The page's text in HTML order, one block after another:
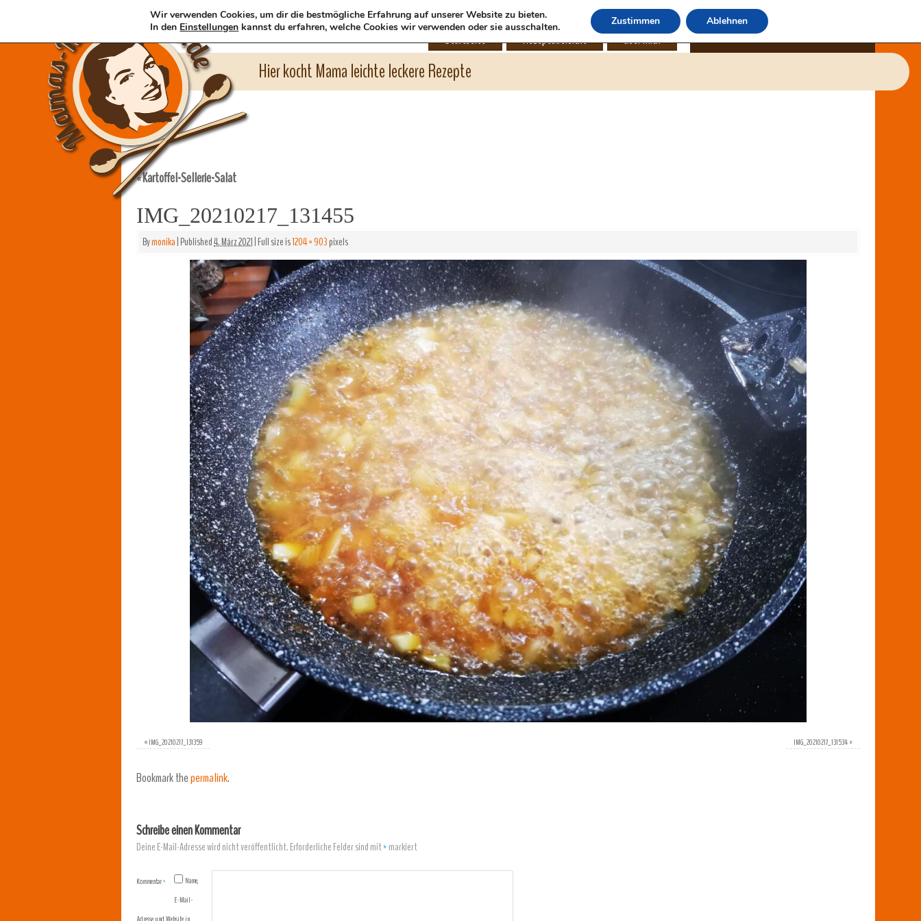
Hier kocht Mama leichte leckere Rezepte
Startseite Rezeptübersicht über mich
«Kartoffel-Sellerie-Salat
IMG_20210217_131455
Bymonika|Published4. März 2021|Full size is1204 × 903pixels
«IMG_20210217_131359 IMG_20210217_131534»
Bookmark thepermalink.
Schreibe einen Kommentar
Deine E-Mail-Adresse wird nicht veröffentlicht.Erforderliche Felder sind mit*markiert
Kommentar*
Name,
E-Mail-
Wir verwenden Cookies, um dir die bestmögliche Erfahrung auf unserer Website zu bieten.
In den Einstellungen kannst du erfahren, welche Cookies wir verwenden oder sie ausschalten. Zustimmen Ablehnen